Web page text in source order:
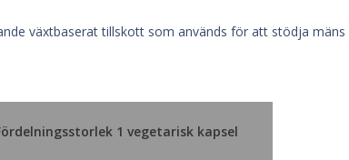
växtbaserat tillskott som används för att stödja mäns
1 vegetarisk kapsel